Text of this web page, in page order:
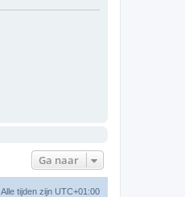
Ga naar
Alle tijden zijn UTC+01:00